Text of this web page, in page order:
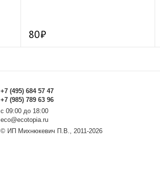
80
+7 (495) 684 57 47
+7 (985) 789 63 96
с 09:00 до 18:00
eco@ecotopia.ru
© ИП Михнюкевич П.В., 2011-2026